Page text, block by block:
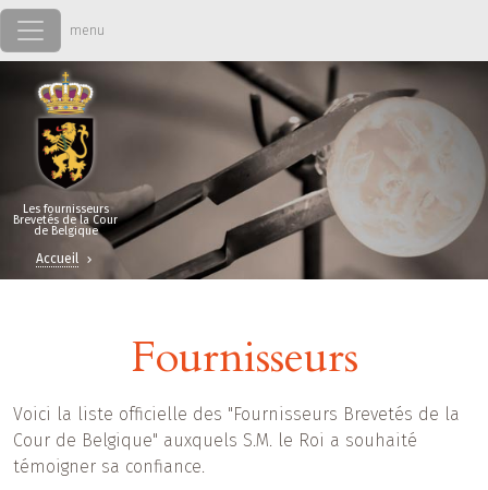
Aller au contenu principal
Les fournisseurs
Brevetés de la Cour
de Belgique
Accueil
Fournisseurs
Voici la liste officielle des "Fournisseurs Brevetés de la
Cour de Belgique" auxquels S.M. le Roi a souhaité
témoigner sa confiance.